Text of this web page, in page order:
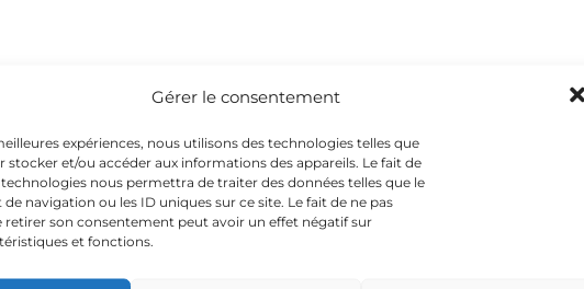
Gérer le consentement
expériences, nous utilisons des technologies telles que
stocker et/ou accéder aux informations des appareils. Le fait de
nous permettra de traiter des données telles que le
navigation ou les ID uniques sur ce site. Le fait de ne pas
retirer son consentement peut avoir un effet négatif sur
et fonctions.